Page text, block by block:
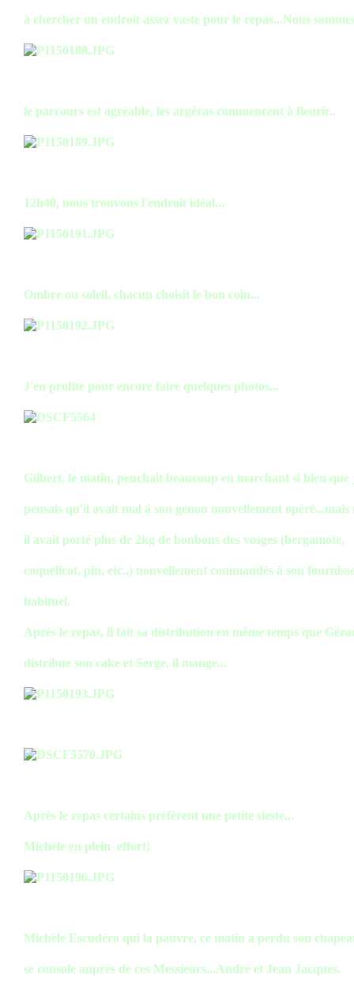
à chercher un endroit assez vaste pour le repas...Nous
le parcours est agréable, les argéras commencent à fleurir..
12h40, nous trouvons l'endroit idéal...
Ombre ou soleil, chacun choisit le bon coin...
J'en profite pour encore faire quelques photos...
Gilbert, le matin, penchait beaucoup en marchant si bien que
pensais qu'il avait mal à son genou nouvellement opéré...mais
il avait porté plus de 2kg de bonbons des vosges (bergamote,
coquelicot, pin, etc..) nouvellement commandés à son
habituel.
Après le repas, il fait sa distribution en même temps que
distribue son cake et Serge, il mange...
Après le repas certains préfèrent une petite sieste...
Michèle en plein effort!
Michèle Escudéro qui la pauvre, ce matin a perdu son
se console auprès de ces Messieurs...André et Jean Jacques.